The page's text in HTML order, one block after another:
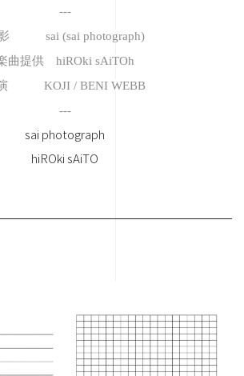
---
sai (sai photograph)
曲提供 hiROki sAiTOh
KOJI / BENI WEBB
---
sai photograph
hiROki sAiTO